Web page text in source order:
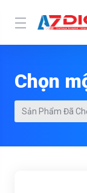
Chọn
Sản Phẩm Đã